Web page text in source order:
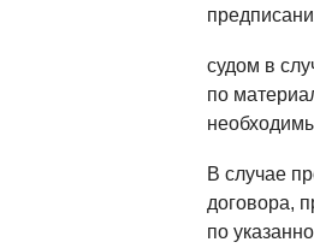
судом в
по
В случае
договора,
по